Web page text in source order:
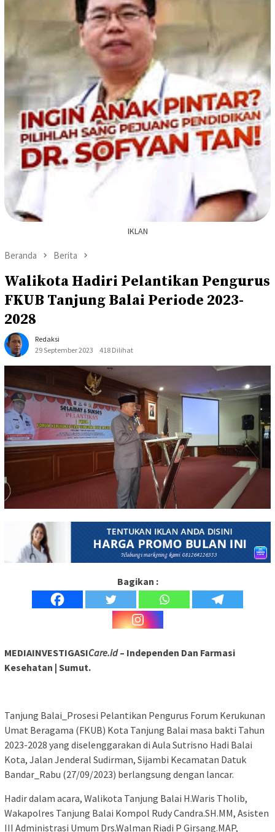
IKLAN
Beranda Berita
Walikota Hadiri Pelantikan Pengurus
FKUB Tanjung Balai Periode 2023-
2028
Redaksi
29 September 2023
418 Dilihat
Bagikan :
MEDIAINVESTIGASICare.id– Independen Dan Farmasi
Kesehatan | Sumut.
Tanjung Balai_Prosesi Pelantikan Pengurus Forum Kerukunan
Umat Beragama (FKUB) Kota Tanjung Balai masa bakti Tahun
2023-2028 yang diselenggarakan di Aula Sutrisno Hadi Balai
Kota, Jalan Jenderal Sudirman, Sijambi Kecamatan Datuk
Bandar_Rabu (27/09/2023) berlangsung dengan lancar.
Hadir dalam acara, Walikota Tanjung Balai H.Waris Tholib,
Wakapolres Tanjung Balai Kompol Rudy Candra.SH.MM, Asisten
III Administrasi Umum Drs.Walman Riadi P Girsang.MAP,